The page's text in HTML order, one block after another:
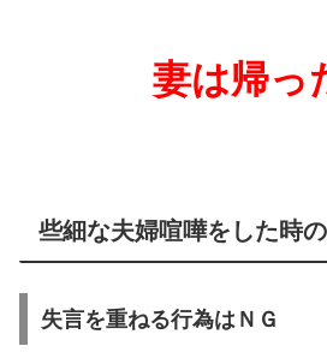
妻は帰っ
些細な夫婦喧嘩をした時
失言を重ねる行為はＮＧ